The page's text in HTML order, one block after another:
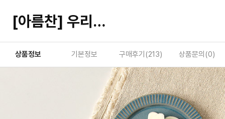
[아름찬] 우리쌀 떡국떡 700g
상품정보 기본정보 구매후기(213) 상품문의(0)